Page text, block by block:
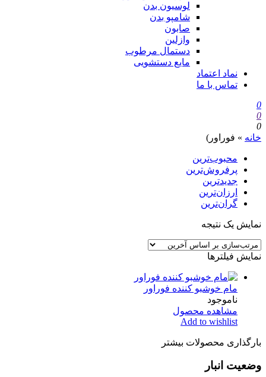
لوسیون بدن
شامپو بدن
صابون
وازلین
دستمال مرطوب
مایع دستشویی
نماد اعتماد
تماس با ما
0
0
0
خانه » فوراور)
محبوب‌ترین
پرفروش‌ترین
جدیدترین
ارزان‌ترین
گران‌ترین
نمایش یک نتیجه
نمایش فیلترها
مام خوشبو کننده فوراور
ناموجود
مشاهده محصول
Add to wishlist
بارگذاری محصولات بیشتر
وضعیت انبار